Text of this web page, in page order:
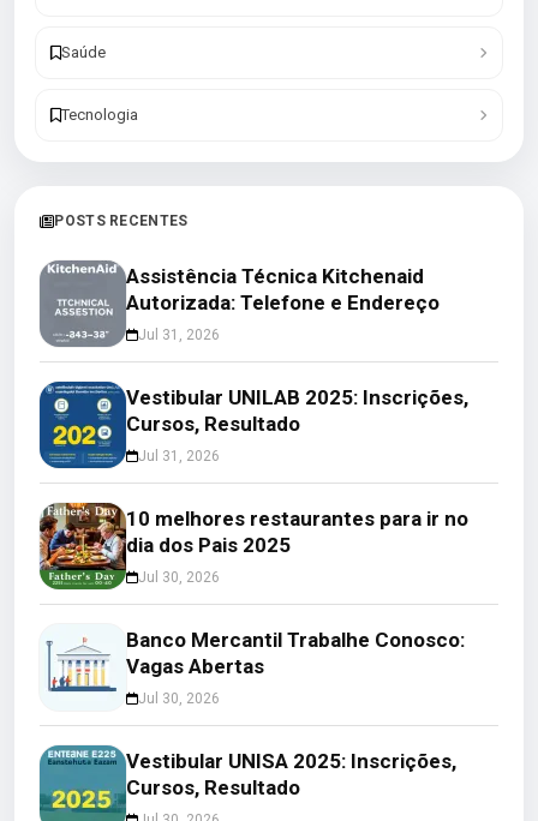
Saúde
Tecnologia
POSTS RECENTES
Assistência Técnica Kitchenaid
Autorizada: Telefone e Endereço
Jul 31, 2026
Vestibular UNILAB 2025: Inscrições,
Cursos, Resultado
Jul 31, 2026
10 melhores restaurantes para ir no
dia dos Pais 2025
Jul 30, 2026
Banco Mercantil Trabalhe Conosco:
Vagas Abertas
Jul 30, 2026
Vestibular UNISA 2025: Inscrições,
Cursos, Resultado